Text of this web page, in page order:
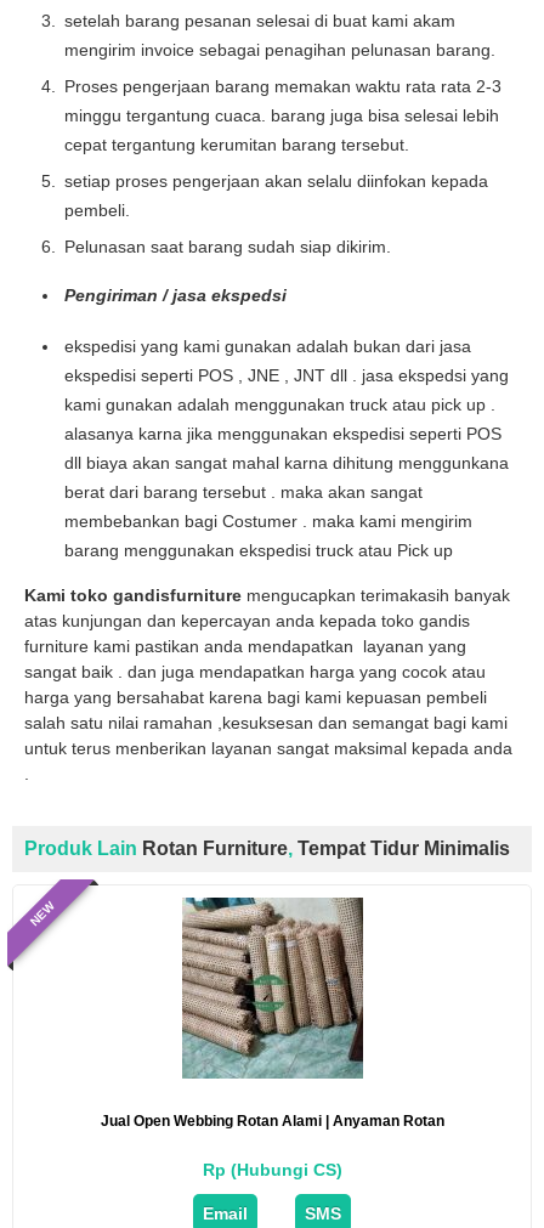
setelah barang pesanan selesai di buat kami akam
mengirim invoice sebagai penagihan pelunasan barang.
Proses pengerjaan barang memakan waktu rata rata 2-3
minggu tergantung cuaca. barang juga bisa selesai lebih
cepat tergantung kerumitan barang tersebut.
setiap proses pengerjaan akan selalu diinfokan kepada
pembeli.
Pelunasan saat barang sudah siap dikirim.
Pengiriman / jasa ekspedsi
ekspedisi yang kami gunakan adalah bukan dari jasa
ekspedisi seperti POS , JNE , JNT dll . jasa ekspedsi yang
kami gunakan adalah menggunakan truck atau pick up .
alasanya karna jika menggunakan ekspedisi seperti POS
dll biaya akan sangat mahal karna dihitung menggunkana
berat dari barang tersebut . maka akan sangat
membebankan bagi Costumer . maka kami mengirim
barang menggunakan ekspedisi truck atau Pick up
Kami toko gandisfurniture mengucapkan terimakasih banyak
atas kunjungan dan kepercayan anda kepada toko gandis
furniture kami pastikan anda mendapatkan layanan yang
sangat baik . dan juga mendapatkan harga yang cocok atau
harga yang bersahabat karena bagi kami kepuasan pembeli
salah satu nilai ramahan ,kesuksesan dan semangat bagi kami
untuk terus menberikan layanan sangat maksimal kepada anda
Produk Lain Rotan Furniture, Tempat Tidur Minimalis
NEW
Jual Open Webbing Rotan Alami | Anyaman Rotan
Rp (Hubungi CS)
Email SMS